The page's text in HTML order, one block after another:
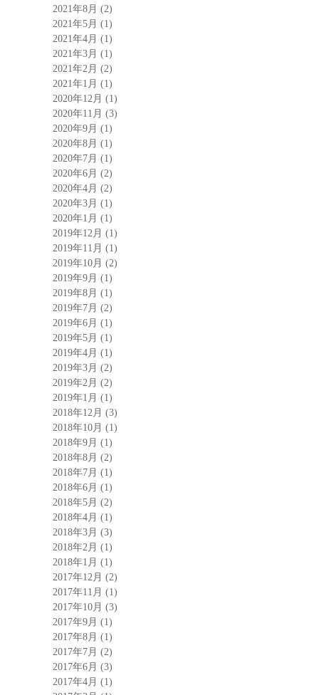
2021年8月 (2)
2021年5月 (1)
2021年4月 (1)
2021年3月 (1)
2021年2月 (2)
2021年1月 (1)
2020年12月 (1)
2020年11月 (3)
2020年9月 (1)
2020年8月 (1)
2020年7月 (1)
2020年6月 (2)
2020年4月 (2)
2020年3月 (1)
2020年1月 (1)
2019年12月 (1)
2019年11月 (1)
2019年10月 (2)
2019年9月 (1)
2019年8月 (1)
2019年7月 (2)
2019年6月 (1)
2019年5月 (1)
2019年4月 (1)
2019年3月 (2)
2019年2月 (2)
2019年1月 (1)
2018年12月 (3)
2018年10月 (1)
2018年9月 (1)
2018年8月 (2)
2018年7月 (1)
2018年6月 (1)
2018年5月 (2)
2018年4月 (1)
2018年3月 (3)
2018年2月 (1)
2018年1月 (1)
2017年12月 (2)
2017年11月 (1)
2017年10月 (3)
2017年9月 (1)
2017年8月 (1)
2017年7月 (2)
2017年6月 (3)
2017年4月 (1)